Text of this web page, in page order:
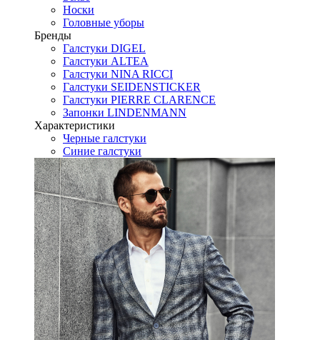
Носки
Головные уборы
Бренды
Галстуки DIGEL
Галстуки ALTEA
Галстуки NINA RICCI
Галстуки SEIDENSTICKER
Галстуки PIERRE CLARENCE
Запонки LINDENMANN
Характеристики
Черные галстуки
Синие галстуки